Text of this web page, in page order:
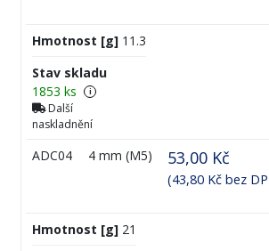
Hmotnost [g] 11.3
Stav skladu
1853 ks
i
Další
naskladnění
ADC04 4 mm (M5) 53,00 Kč
(43,80 Kč bez
Hmotnost [g] 21